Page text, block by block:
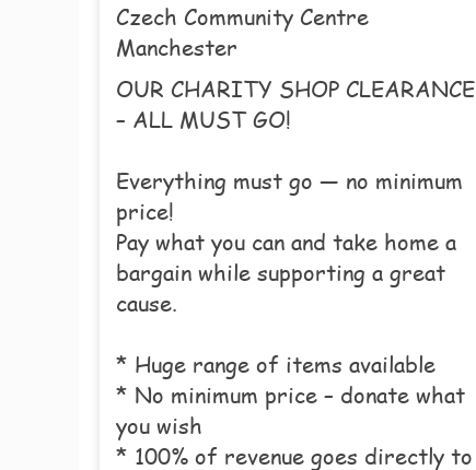
Czech Community Centre
Manchester
OUR CHARITY SHOP CLEARANCE
– ALL MUST GO!
Everything must go — no minimum
price!
Pay what you can and take home a
bargain while supporting a great
cause.
* Huge range of items available
* No minimum price – donate what
you wish
* 100% of revenue goes directly to